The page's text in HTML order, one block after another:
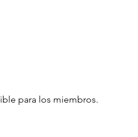
para los miembros.